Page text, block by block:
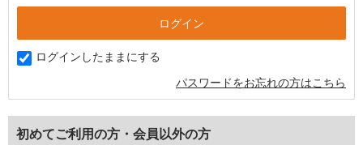
ログインしたままにする
パスワードをお忘れの方はこちら
初めてご利用の方・会員以外の方